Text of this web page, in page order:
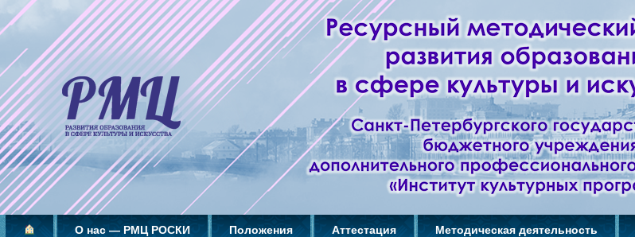
О нас — РМЦ РОСКИ Положения Аттестация Методическая деятельность